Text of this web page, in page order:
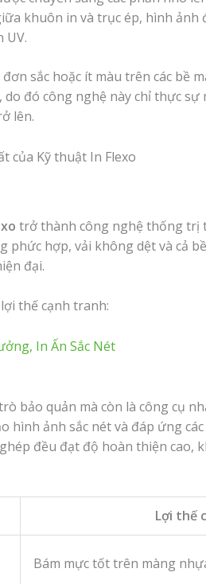
khuôn in và trục ép, hình
UV.
sắc hoặc ít màu trên các bề
đó công nghệ này chỉ thực
lên.
trở thành công nghệ thống trị
phức hợp, vải không dệt và cả
đại.
thế cạnh tranh:
In Ấn Sắc Nét
bảo quản mà còn là công cụ
hình ảnh sắc nét và đáp ứng
đều đạt độ hoàn thiện cao,
Lợi thế
Bám mực tốt trên màng